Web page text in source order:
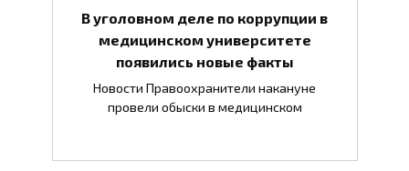
В уголовном деле по коррупции в
медицинском университете
появились новые факты
Новости Правоохранители накануне
провели обыски в медицинском